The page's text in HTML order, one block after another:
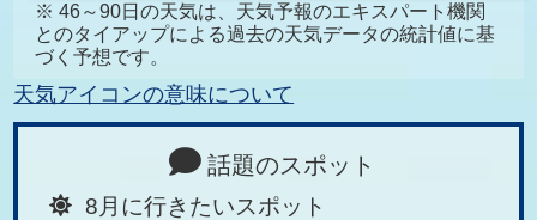
※ 46～90日の天気は、天気予報のエキスパート機関
とのタイアップによる過去の天気データの統計値に基
づく予想です。
天気アイコンの意味について
話題のスポット
8月に行きたいスポット